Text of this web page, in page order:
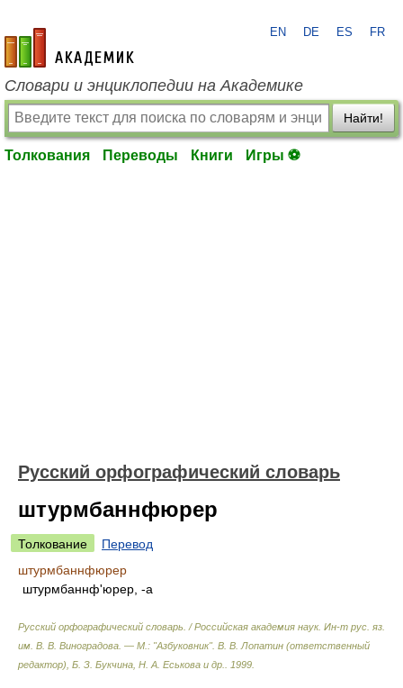
academic.ru
EN DE ES FR
Словари и энциклопедии на Академике
Найти!
Толкования Переводы Книги Игры ⚽
Русский орфографический словарь
штурмбаннфюрер
Толкование
Перевод
штурмбаннфюрер
штурмбаннф'юрер, -а
Русский орфографический словарь. / Российская академия наук. Ин-т рус. яз.
им. В. В. Виноградова. — М.: "Азбуковник". В. В. Лопатин (ответственный
редактор), Б. З. Букчина, Н. А. Еськова и др.
1999